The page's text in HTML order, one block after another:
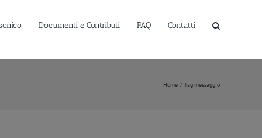
Documenti e Contributi FAQ Contatti
Home Tag:messaggio